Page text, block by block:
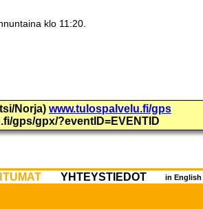
klo 11:20.
Norja) www.tulospalvelu.fi/gps
gps/gpx/?eventID=EVENTID
YHTEYSTIEDOT in English